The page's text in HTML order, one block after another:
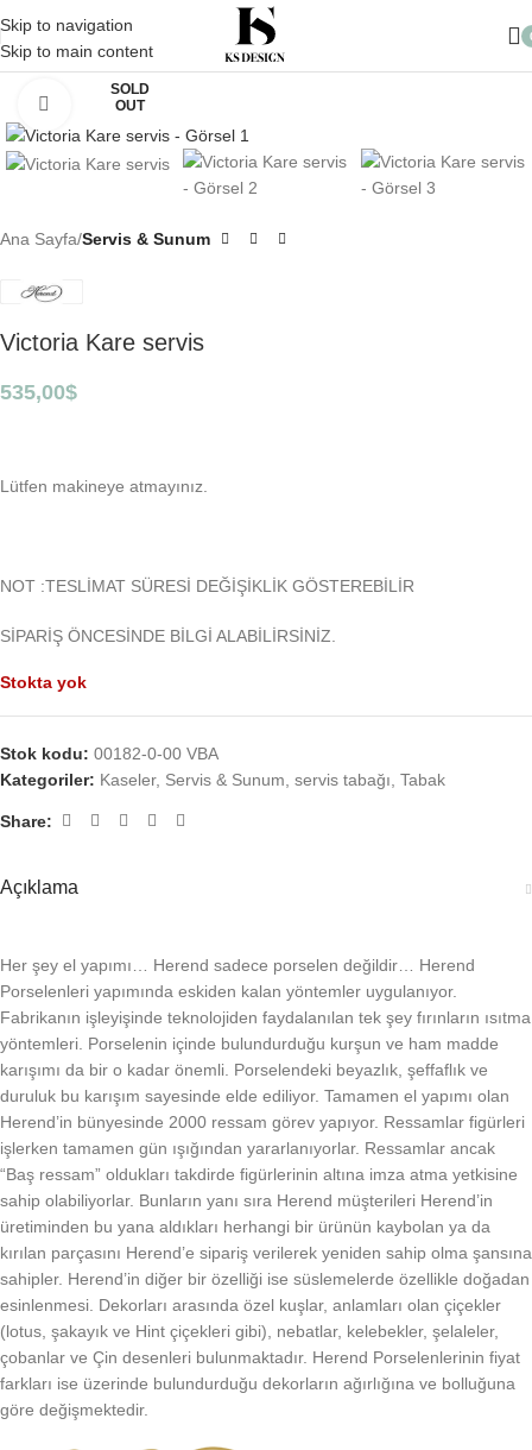
Skip to navigation
Skip to main content
10.000 TL üzeri Alışverişlerinizde Kargo Ücretsiz
SOLD
OUT
Click to enlarge
Ana Sayfa Servis & Sunum
Victoria Kare servis
535,00$
Lütfen makineye atmayınız.
NOT :TESLİMAT SÜRESİ DEĞİŞİKLİK GÖSTEREBİLİR
SİPARİŞ ÖNCESİNDE BİLGİ ALABİLİRSİNİZ.
Stokta yok
Stok kodu: 00182-0-00 VBA
Kategoriler: Kaseler, Servis & Sunum, servis tabağı, Tabak
Share:
Açıklama
Her şey el yapımı… Herend sadece porselen değildir… Herend
Porselenleri yapımında eskiden kalan yöntemler uygulanıyor.
Fabrikanın işleyişinde teknolojiden faydalanılan tek şey fırınların ısıtma
yöntemleri. Porselenin içinde bulundurduğu kurşun ve ham madde
karışımı da bir o kadar önemli. Porselendeki beyazlık, şeffaflık ve
duruluk bu karışım sayesinde elde ediliyor. Tamamen el yapımı olan
Herend’in bünyesinde 2000 ressam görev yapıyor. Ressamlar figürleri
işlerken tamamen gün ışığından yararlanıyorlar. Ressamlar ancak
“Baş ressam” oldukları takdirde figürlerinin altına imza atma yetkisine
sahip olabiliyorlar. Bunların yanı sıra Herend müşterileri Herend’in
üretiminden bu yana aldıkları herhangi bir ürünün kaybolan ya da
kırılan parçasını Herend’e sipariş verilerek yeniden sahip olma şansına
sahipler. Herend’in diğer bir özelliği ise süslemelerde özellikle doğadan
esinlenmesi. Dekorları arasında özel kuşlar, anlamları olan çiçekler
(lotus, şakayık ve Hint çiçekleri gibi), nebatlar, kelebekler, şelaleler,
çobanlar ve Çin desenleri bulunmaktadır. Herend Porselenlerinin fiyat
farkları ise üzerinde bulundurduğu dekorların ağırlığına ve bolluğuna
göre değişmektedir.